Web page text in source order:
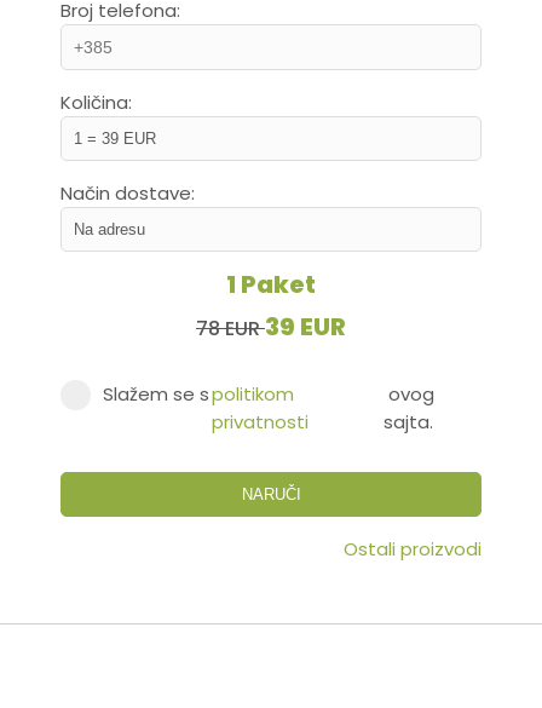
Broj telefona:
Količina:
Način dostave:
1 Paket
78 EUR39 EUR
Slažem se spolitikom
privatnosti
ovog
sajta.
NARUČI
Ostali proizvodi